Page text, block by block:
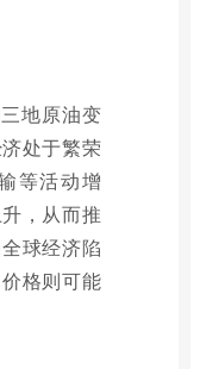
地原油变
处于繁荣
等活动增
，从而推
球经济陷
格则可能